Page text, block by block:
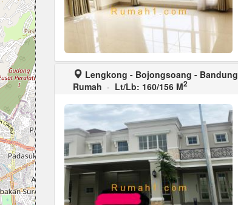
Lengkong - Bojongsoang - Bandung
Rumah - Lt/Lb: 160/156 M2